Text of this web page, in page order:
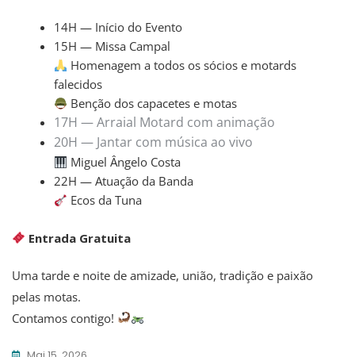
14H — Início do Evento
15H — Missa Campal
Homenagem a todos os sócios e motards
falecidos
Benção dos capacetes e motas
17H — Arraial Motard com animação
20H — Jantar com música ao vivo
Miguel Ângelo Costa
22H — Atuação da Banda
Ecos da Tuna
Entrada Gratuita
Uma tarde e noite de amizade, união, tradição e paixão
pelas motas.
Contamos contigo!